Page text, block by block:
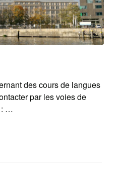
des cours de langues
par les voies de
: …